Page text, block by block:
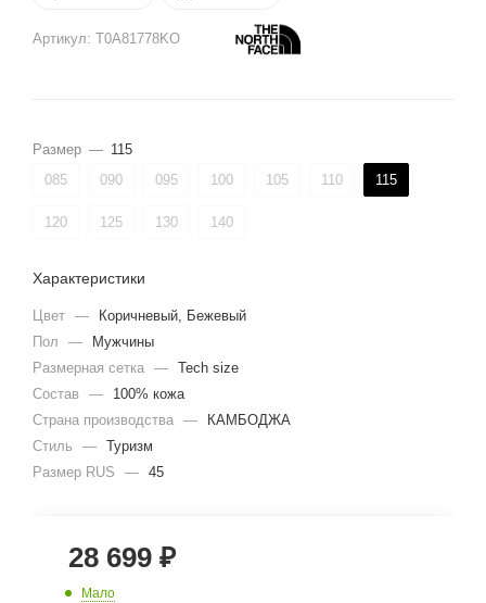
Артикул: T0A81778KO
Размер — 115
085
090 095 100 105 110 115
120 125 130 140
Характеристики
Цвет —
Коричневый, Бежевый
Пол
—
Мужчины
Размерная сетка — Tech size
Состав
—
100% кожа
Страна производства —
КАМБОДЖА
Стиль
— Туризм
Размер RUS
— 45
28 699 ₽
Мало